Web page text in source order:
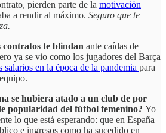
pierden parte de la motivación
a rendir al máximo. Seguro que te
contratos te blindan ante caídas de
ya se vio como los jugadores del Barça
salarios en la época de la pandemia para
se hubiera atado a un club de por
popularidad del fútbol femenino? Yo
lo que está esperando: que en España
e ingresos como ha sucedido en